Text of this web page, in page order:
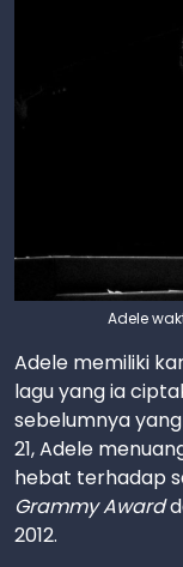
Adele
Adele memiliki
lagu yang ia
sebelumnya
21, Adele
hebat terhadap
Grammy Award
2012.